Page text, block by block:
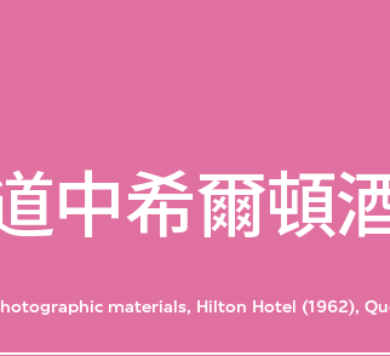
中希爾頓
materials, Hilton Hotel (1962),